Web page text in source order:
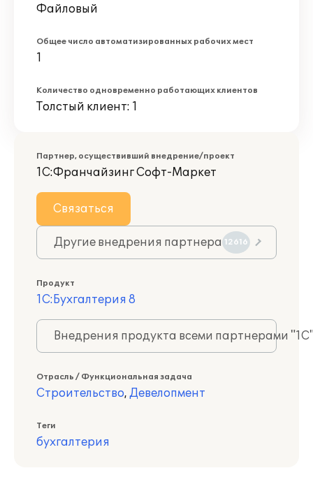
Файловый
Общее число автоматизированных рабочих мест
1
Количество одновременно работающих клиентов
Толстый клиент: 1
Партнер, осуществивший внедрение/проект
1С:Франчайзинг Софт-Маркет
Связаться
Другие внедрения партнера 12616
Продукт
1С:Бухгалтерия 8
Внедрения продукта всеми партнерами
Отрасль / Функциональная задача
Строительство, Девелопмент
Теги
бухгалтерия